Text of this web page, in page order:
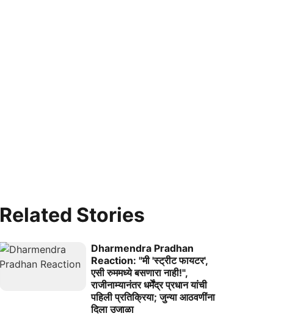
Related Stories
Dharmendra Pradhan
Reaction: "मी 'स्ट्रीट फायटर',
एसी रुममध्ये बसणारा नाही!",
राजीनाम्यानंतर धर्मेंद्र प्रधान यांची
पहिली प्रतिक्रिया; जुन्या आठवणींना
दिला उजाळा